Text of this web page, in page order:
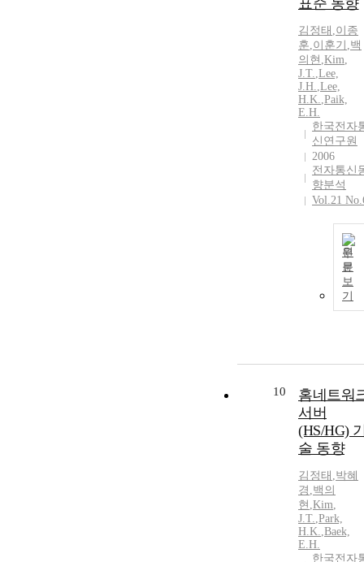
표준 동향
김정태 ,이종
훈,이훈기 ,백
의현 ,Kim,
J.T.,Lee,
J.H.,Lee,
H.K.,Paik,
E.H.
한국전자
신연구원
2006
전자통신
향분석
Vol.21
원
문
보
기
10
홈네트워
서버
(HS/HG)
술 동향
김정태 ,박혜
경 ,백의
현 ,Kim,
J.T.,Park,
H.K.,Baek,
E.H.
한국전자